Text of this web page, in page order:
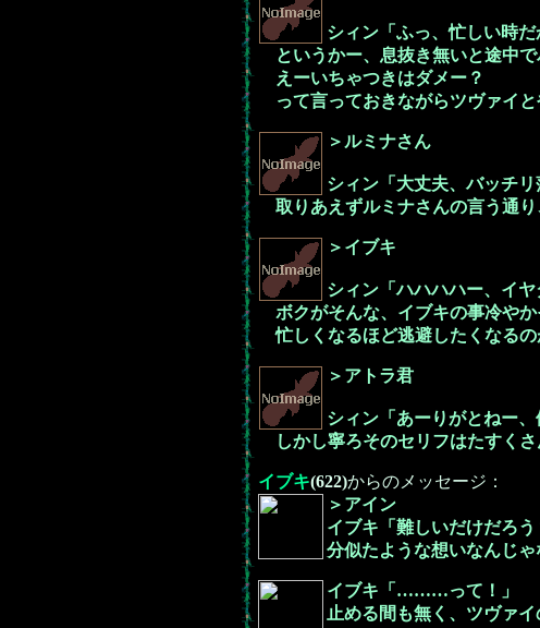
シィン「ふっ、忙しい時
というかー、息抜き無いと途中で
えーいちゃつきはダメー？
って言っておきながらツヴァイ
＞ルミナさん
シィン「大丈夫、バッチ
取りあえずルミナさんの言う通り
＞イブキ
シィン「ハハハハー、イ
ボクがそんな、イブキの事冷や
忙しくなるほど逃避したくなるの
＞アトラ君
シィン「あーりがとねー
しかし寧ろそのセリフはたすくさ
イブキ(622)からのメッセージ：
＞アイン
イブキ「難しいだけだろ
分似たような想いなんじゃ
イブキ「………って！」
止める間も無く、ツヴァ